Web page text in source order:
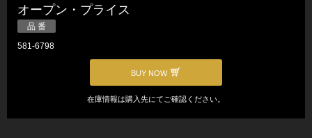
オープン・プライス
品 番
581-6798
BUY NOW
在庫情報は購入先にてご確認ください。